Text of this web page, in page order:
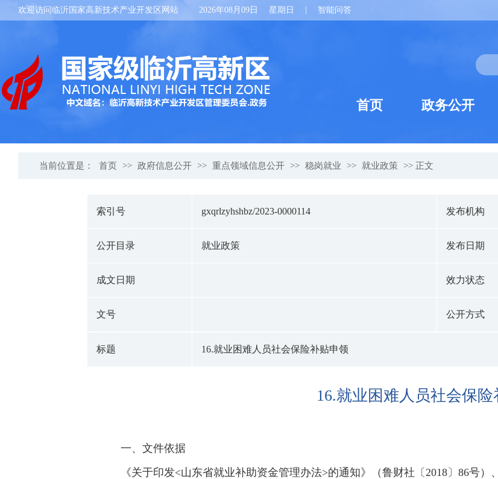
欢迎访问临沂国家高新技术产业开发区网站 2026年08月09日 星期日 智能问答
首页 政务公开
当前位置是： 首页 >> 政府信息公开 >> 重点领域信息公开 >> 稳岗就业 >> 就业政策 >> 正文
索引号 gxqrlzyhshbz/2023-0000114 发布机构
公开目录 就业政策 发布日期
成文日期 效力状态
文号 公开方式
标题 16.就业困难人员社会保险补贴申领
16.就业困难人员社会保险
一、文件依据
《关于印发<山东省就业补助资金管理办法>的通知》（鲁财社〔2018〕86号）